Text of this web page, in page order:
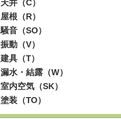
天井（C）
屋根（R）
騒音（SO）
振動（V）
建具（T）
漏水・結露（W）
室内空気（SK）
塗装（TO）